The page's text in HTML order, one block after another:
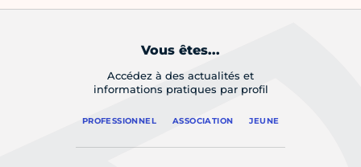
Vous êtes...
Accédez à des actualités et
informations pratiques par profil
PROFESSIONNEL ASSOCIATION JEUNE